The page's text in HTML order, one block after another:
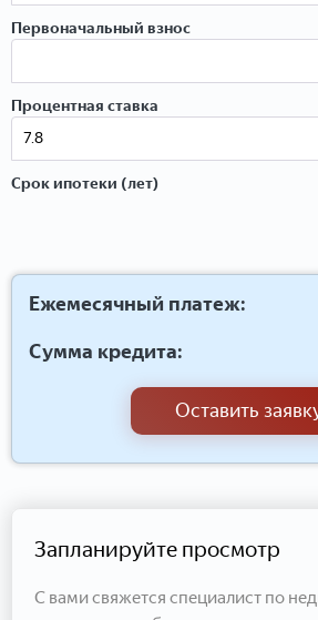
Первоначальный взнос
Процентная ставка
Срок ипотеки (лет)
Ежемесячный платеж:
Сумма кредита:
Оставить
Запланируйте просмотр
С вами свяжется специалист по